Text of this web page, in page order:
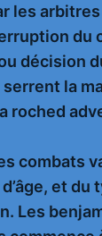
les
du
décision
la
roched
combats
et du
Les